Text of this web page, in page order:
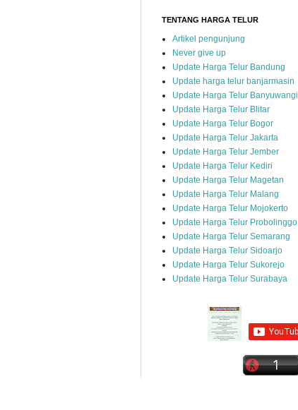
TENTANG HARGA TELUR
Artikel pengunjung
Never give up
Update Harga Telur Bandung
Update harga telur banjarmasin
Update Harga Telur Banyuwangi
Update Harga Telur Blitar
Update Harga Telur Bogor
Update Harga Telur Jakarta
Update Harga Telur Jember
Update Harga Telur Kediri
Update Harga Telur Magetan
Update Harga Telur Malang
Update Harga Telur Mojokerto
Update Harga Telur Probolinggo
Update Harga Telur Semarang
Update Harga Telur Sidoarjo
Update Harga Telur Sukorejo
Update Harga Telur Surabaya